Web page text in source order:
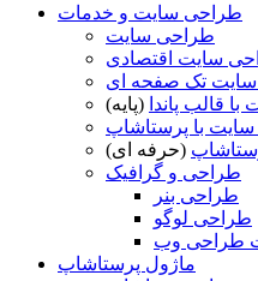
طراحی سایت و خدمات
طراحی سایت
سایت اقتصادی
تک صفحه ای
قالب پاندا (پایه)
(حرفه ای)
طراحی و گرافیک
طراحی بنر
طراحی لوگو
طراحی وب
ماژول پرستاشاپ